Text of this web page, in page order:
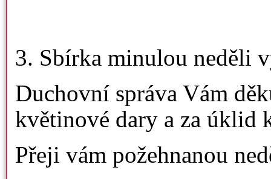
3. Sbírka minulou neděli
Duchovní správa Vám
květinové dary a za úklid
Přeji vám požehnanou